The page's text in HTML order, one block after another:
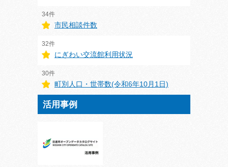
34件
市民相談件数
32件
にぎわい交流館利用状況
30件
町別人口・世帯数(令和6年10月1日)
活用事例